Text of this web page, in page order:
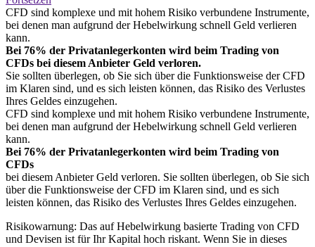
CFD sind komplexe und mit hohem Risiko verbundene Instrumente,
bei denen man aufgrund der Hebelwirkung schnell Geld verlieren
kann.
Bei 76% der Privatanlegerkonten wird beim Trading von
CFDs bei diesem Anbieter Geld verloren.
Sie sollten überlegen, ob Sie sich über die Funktionsweise der CFD
im Klaren sind, und es sich leisten können, das Risiko des Verlustes
Ihres Geldes einzugehen.
CFD sind komplexe und mit hohem Risiko verbundene Instrumente,
bei denen man aufgrund der Hebelwirkung schnell Geld verlieren
kann.
Bei 76% der Privatanlegerkonten wird beim Trading von
CFDs
bei diesem Anbieter Geld verloren. Sie sollten überlegen, ob Sie sich
über die Funktionsweise der CFD im Klaren sind, und es sich
leisten können, das Risiko des Verlustes Ihres Geldes einzugehen.
Risikowarnung: Das auf Hebelwirkung basierte Trading von CFD
und Devisen ist für Ihr Kapital hoch riskant. Wenn Sie in dieses